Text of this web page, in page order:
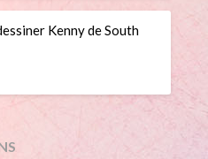
Kenny de South